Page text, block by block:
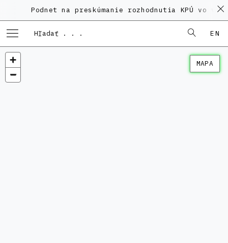
Podnet na preskúmanie rozhodnutia KPÚ vo veci
EN
MAPA